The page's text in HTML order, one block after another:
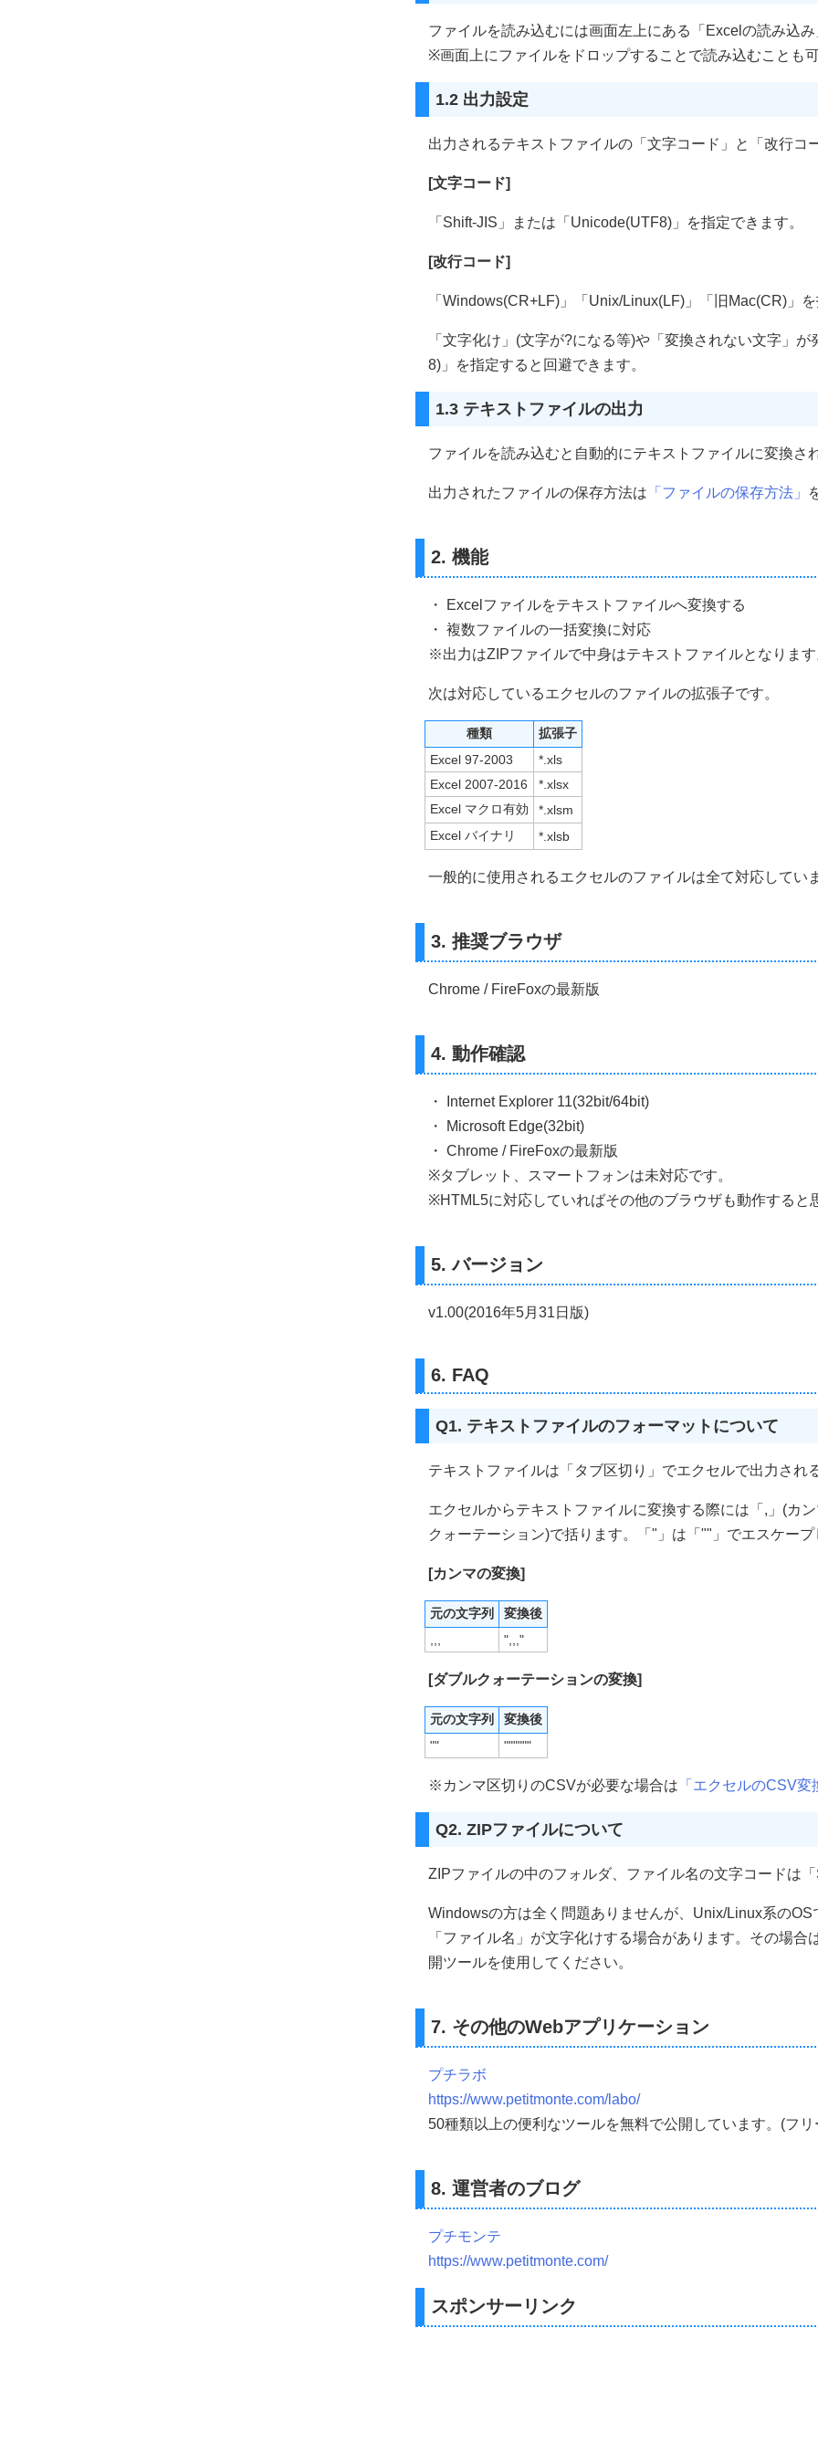
ファイルを読み込むには画面左上にある「Excelの読み込み
※画面上にファイルをドロップすることで読み込むことも
1.2 出力設定
出力されるテキストファイルの「文字コード」と「改行コ
[文字コード]
「Shift-JIS」または「Unicode(UTF8)」を指定できます。
[改行コード]
「Windows(CR+LF)」「Unix/Linux(LF)」「旧Mac(CR)」を
「文字化け」(文字が?になる等)や「変換されない文字」
8)」を指定すると回避できます。
1.3 テキストファイルの出力
ファイルを読み込むと自動的にテキストファイルに変換さ
出力されたファイルの保存方法は 「ファイルの保存方法」
2. 機能
・ Excelファイルをテキストファイルへ変換する
・ 複数ファイルの一括変換に対応
※出力はZIPファイルで中身はテキストファイルとなります
次は対応しているエクセルのファイルの拡張子です。
種類
拡張子
Excel 97-2003
*.xls
Excel 2007-2016
*.xlsx
Excel マクロ有効
*.xlsm
Excel バイナリ
*.xlsb
一般的に使用されるエクセルのファイルは全て対応してい
3. 推奨ブラウザ
Chrome / FireFoxの最新版
4. 動作確認
・ Internet Explorer 11(32bit/64bit)
・ Microsoft Edge(32bit)
・ Chrome / FireFoxの最新版
※タブレット、スマートフォンは未対応です。
※HTML5に対応していればその他のブラウザも動作すると
5. バージョン
v1.00(2016年5月31日版)
6. FAQ
Q1. テキストファイルのフォーマットについて
テキストファイルは「タブ区切り」でエクセルで出力され
エクセルからテキストファイルに変換する際には「,」(カ
クォーテーション)で括ります。「"」は「""」でエスケープ
[カンマの変換]
元の文字列
変換後
",,,"
[ダブルクォーテーションの変換]
元の文字列
変換後
""
""""""
※カンマ区切りのCSVが必要な場合は 「エクセルのCSV変
Q2. ZIPファイルについて
ZIPファイルの中のフォルダ、ファイル名の文字コードは「
Windowsの方は全く問題ありませんが、Unix/Linux系のOS
「ファイル名」が文字化けする場合があります。その場合
開ツールを使用してください。
7. その他のWebアプリケーション
プチラボ
https://www.petitmonte.com/labo/
50種類以上の便利なツールを無料で公開しています。(フリ
8. 運営者のブログ
プチモンテ
https://www.petitmonte.com/
スポンサーリンク